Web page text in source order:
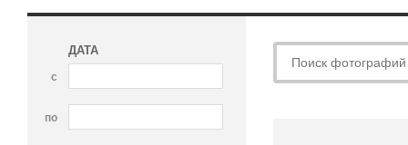
ДАТА
с
по